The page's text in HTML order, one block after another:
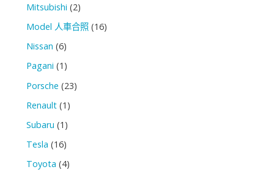
Mitsubishi (2)
Model 人車合照 (16)
Nissan (6)
Pagani (1)
Porsche (23)
Renault (1)
Subaru (1)
Tesla (16)
Toyota (4)